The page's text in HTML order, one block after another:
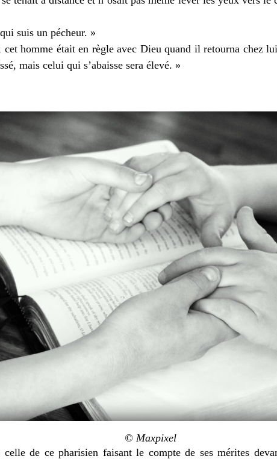
suis un pécheur. »
cet homme était en règle avec Dieu quand il retourna chez
mais celui qui s’abaisse sera élevé. »
© Maxpixel
de ce pharisien faisant le compte de ses mérites